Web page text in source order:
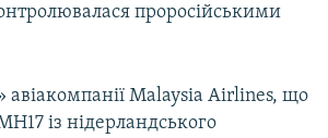
проросійськими
авіакомпанії Malaysia Airlines, що
із нідерландського